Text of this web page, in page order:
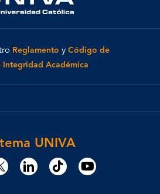
Reglamento y Código de
Integridad Académica
UNIVA